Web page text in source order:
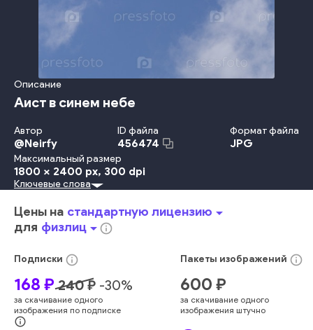
Описание
Аист в синем небе
Автор
@Neirfy
ID файла
456474
Формат файла
JPG
Максимальный размер
1800 x 2400 px, 300 dpi
День Небо Свобода
голубой крылья свобода животный дневной
свободный
летящий
Ключевые слова
Цены на стандартную лицензиюarrow_drop_down
для физлицarrow_drop_downinfo_outline
Подписки info_outline
168 ₽ 240₽ -30%
за скачивание одного
изображения по подписке
info_outline
Пакеты изображений info_outline
600 ₽
за скачивание одного
изображения штучно